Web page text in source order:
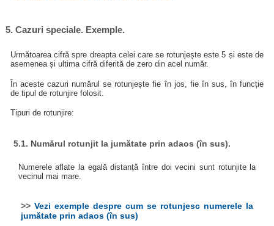
5. Cazuri speciale. Exemple.
Următoarea cifră spre dreapta celei care se rotunjește este 5 și este de
asemenea și ultima cifră diferită de zero din acel număr.
În aceste cazuri numărul se rotunjește fie în jos, fie în sus, în funcție
de tipul de rotunjire folosit.
Tipuri de rotunjire:
5.1. Numărul rotunjit la jumătate prin adaos (în sus).
Numerele aflate la egală distanță între doi vecini sunt rotunjite la
vecinul mai mare.
>> Vezi exemple despre cum se rotunjesc numerele la
jumătate prin adaos (în sus)